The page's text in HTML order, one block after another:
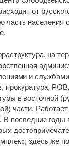
от
часть населения
на
и
прокуратура,
в восточной
части.
В последние годы
здесь же
вагона отожгла!